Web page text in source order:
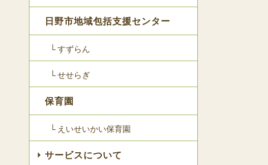
日野市地域包括支援センター
└ すずらん
└ せせらぎ
保育園
└ えいせいかい保育園
サービスについて